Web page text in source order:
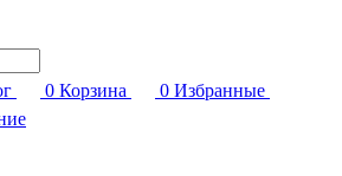
0 Корзина 0 Избранные